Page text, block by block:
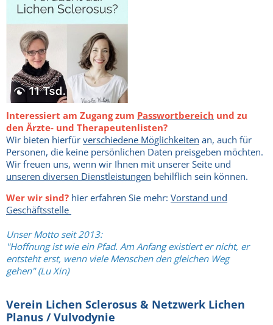
Interessiert am Zugang zum Passwortbereich und zu
den Ärzte- und Therapeutenlisten?
Wir bieten hierfür verschiedene Möglichkeiten an, auch für
Personen, die keine persönlichen Daten preisgeben möchten.
Wir freuen uns, wenn wir Ihnen mit unserer Seite und
unseren diversen Dienstleistungen behilflich sein können.
Wer wir sind? hier erfahren Sie mehr: Vorstand und
Geschäftsstelle
Unser Motto seit 2013:
"Hoffnung ist wie ein Pfad. Am Anfang existiert er nicht, er
entsteht erst, wenn viele Menschen den gleichen Weg
gehen" (Lu Xin)
Verein Lichen Sclerosus & Netzwerk Lichen
Planus / Vulvodynie